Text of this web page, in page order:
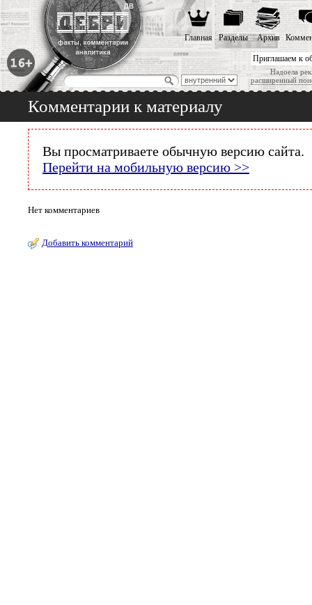
Приглашаем к
Надоела
расширенный
Главная Разделы Архив
Комментарии к материалу
Вы просматриваете обычную версию сайта.
Перейти на мобильную версию >>
Нет комментариев
Добавить комментарий